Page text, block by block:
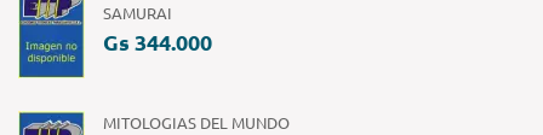
SAMURAI
Gs 344.000
MITOLOGIAS DEL MUNDO